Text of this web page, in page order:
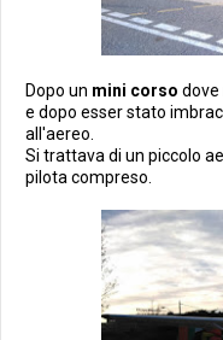
Dopo un mini corso dove
e dopo esser stato
all'aereo.
Si trattava di un piccolo
pilota compreso.